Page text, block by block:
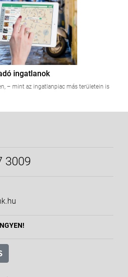
ingatlanok
– mint az ingatlanpiac más területein is
3009